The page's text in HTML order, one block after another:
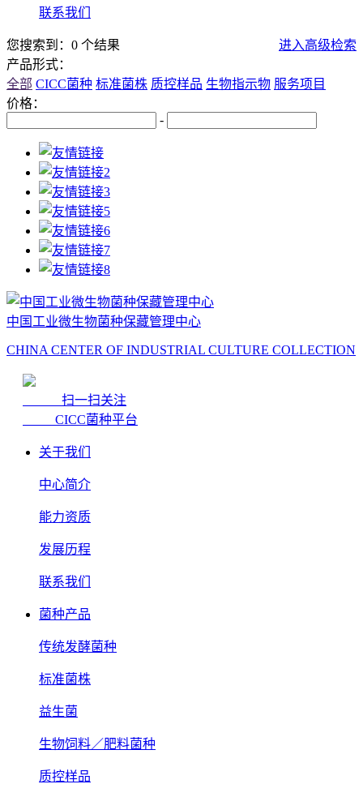
联系我们
您搜索到：0 个结果
进入高级检索
产品形式：
全部 CICC菌种 标准菌株 质控样品 生物指示物 服务项目
价格：
-
中国工业微生物菌种保藏管理中心
CHINA CENTER OF INDUSTRIAL CULTURE COLLECTION
扫一扫关注
CICC菌种平台
关于我们
中心简介
能力资质
发展历程
联系我们
菌种产品
传统发酵菌种
标准菌株
益生菌
生物饲料／肥料菌种
质控样品